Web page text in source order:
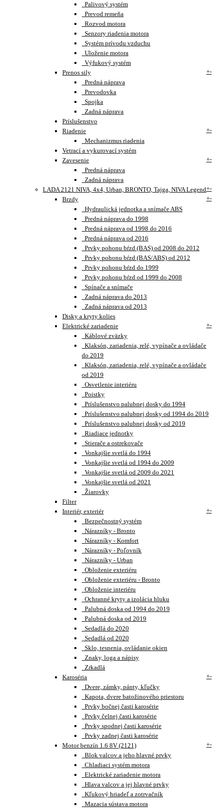
Palivový systém
Prevod remeňa
Rozvod motora
Senzory riadenia motora
Systém prívodu vzduchu
Uloženie motora
Výfukový systém
Prenos sily
+-
Predná náprava
Prevodovka
Spojka
Zadná náprava
Príslušenstvo
Riadenie
+-
Mechanizmus riadenia
Vetrací a vykurovací systém
Zavesenie
+-
Predná náprava
Zadná náprava
LADA 2121 NIVA, 4x4, Urban, BRONTO, Tajga, NIVA Legend+-
Brzdy
+-
Hydraulická jednotka a snímače ABS
Predná náprava do 1998
Predná náprava od 1998 do 2016
Predná náprava od 2016
Prvky pohonu bŕzd (BAS) od 2008 do 2012
Prvky pohonu bŕzd (BAS/ABS) od 2012
Prvky pohonu bŕzd do 1999
Prvky pohonu bŕzd od 1999 do 2008
Spínače a snímače
Zadná náprava do 2013
Zadná náprava od 2013
Disky a kryty kolies
Elektrické zariadenie
+-
Káblové zväzky
Klaksón, zariadenia, relé, vypínače a ovládače
do 2019
Klaksón, zariadenia, relé, vypínače a ovládače
od 2019
Osvetlenie interiéru
Poistky
Príslušenstvo palubnej dosky do 1994
Príslušenstvo palubnej dosky od 1994 do 2019
Príslušenstvo palubnej dosky od 2019
Riadiace jednotky
Stierače a ostrekovače
Vonkajšie svetlá do 1994
Vonkajšie svetlá od 1994 do 2009
Vonkajšie svetlá od 2009 do 2021
Vonkajšie svetlá od 2021
Žiarovky
Filter
Interiér, exteriér
+-
Bezpečnostný systém
Nárazníky - Bronto
Nárazníky - Komfort
Nárazníky - Poľovník
Nárazníky - Urban
Obloženie exteriéru
Obloženie exteriéru - Bronto
Obloženie interiéru
Ochranné kryty a izolácia hluku
Palubná doska od 1994 do 2019
Palubná doska od 2019
Sedadlá do 2020
Sedadlá od 2020
Sklo, tesnenia, ovládanie okien
Znaky, loga a nápisy
Zrkadlá
Karoséria
+-
Dvere, zámky, pánty, kľučky
Kapota, dvere batožinového priestoru
Prvky bočnej časti karosérie
Prvky čelnej časti karosérie
Prvky spodnej časti karosérie
Prvky zadnej časti karosérie
Motor benzín 1.6 8V (2121)
+-
Blok valcov a jeho hlavné prvky
Chladiaci systém motora
Elektrické zariadenie motora
Hlava valcov a jej hlavné prvky
Kľukový hriadeľ a zotrvačník
Mazacia sústava motora